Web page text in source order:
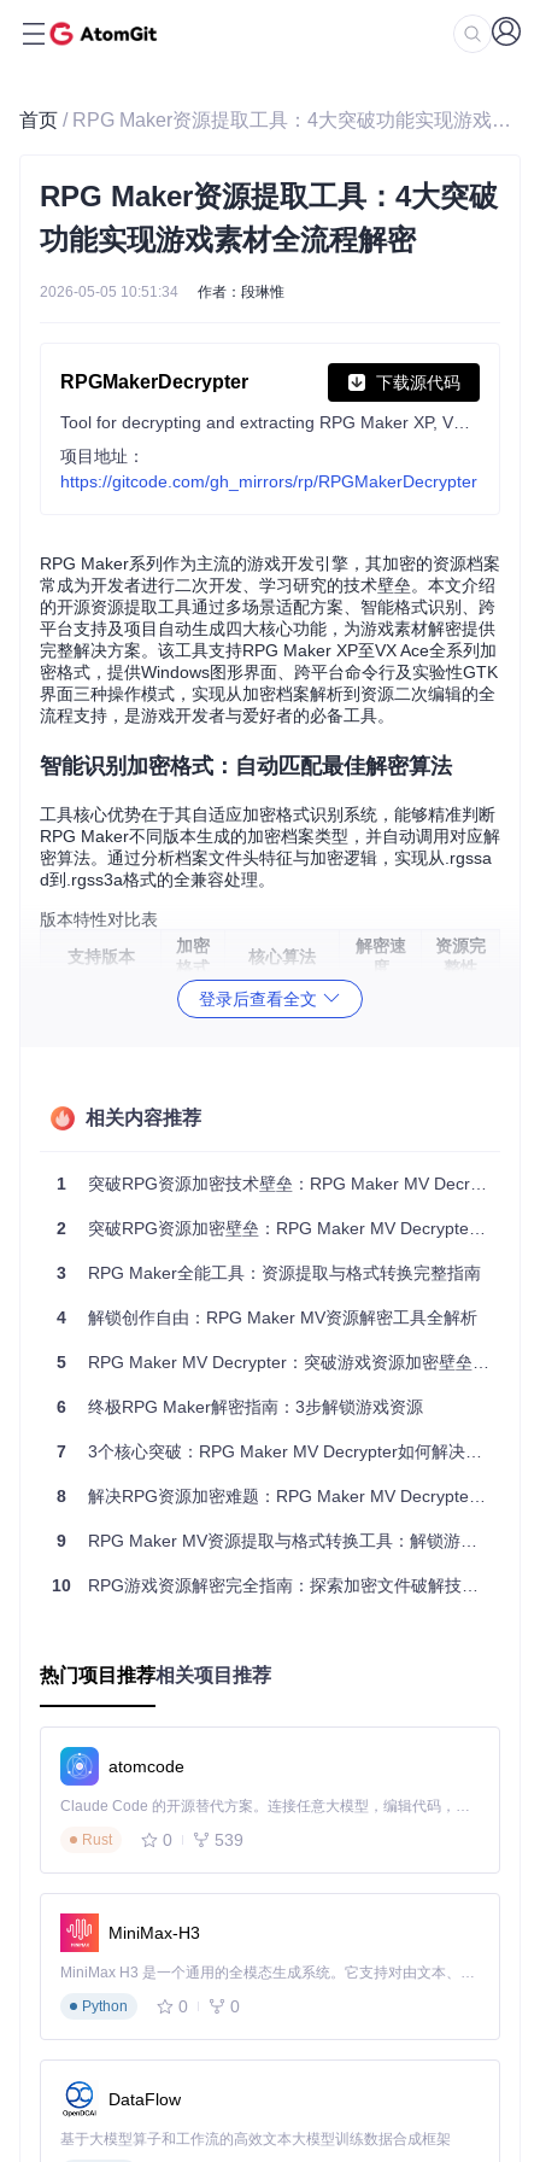
首页 / RPG Maker资源提取工具：4大突破功能实现游戏素材全流程解密
RPG Maker资源提取工具：4大突破
功能实现游戏素材全流程解密
2026-05-05 10:51:34 作者：段琳惟
RPGMakerDecrypter 下载源代码
项目地址：
https://gitcode.com/gh_mirrors/rp/RPGMakerDecrypter
RPG Maker系列作为主流的游戏开发引擎，其加密的资源档案
常成为开发者进行二次开发、学习研究的技术壁垒。本文介绍
的开源资源提取工具通过多场景适配方案、智能格式识别、跨
平台支持及项目自动生成四大核心功能，为游戏素材解密提供
完整解决方案。该工具支持RPG Maker XP至VX Ace全系列加
密格式，提供Windows图形界面、跨平台命令行及实验性GTK
界面三种操作模式，实现从加密档案解析到资源二次编辑的全
流程支持，是游戏开发者与爱好者的必备工具。
智能识别加密格式：自动匹配最佳解密算法
工具核心优势在于其自适应加密格式识别系统，能够精准判断
RPG Maker不同版本生成的加密档案类型，并自动调用对应解
密算法。通过分析档案文件头特征与加密逻辑，实现从.rgssa
d到.rgss3a格式的全兼容处理。
版本特性对比表
支持版本
加密
格式
核心算法
解密速
度
资源完
整性
.rgss
ad
XOR+CRC
校验
300M
B/分钟
RPG Maker
VX Ace
.rgss
算法实现上，工具采用分层架构设计，将解密逻辑与文件处理
密版本，通过BinaryUtils类提供的位运算与字节操作工具，实
了密钥生成流程，使解密速度较同类工具提升30%。
多场景适配方案：满足不同用户操作需求
工具提供三种操作模式，覆盖从图形化交互到自动化脚本的全
Windows平台的GUI版本采用经典的双面板设计，左侧显示加
密档案的文件树结构，右侧展示选中文件的详细信息。界面顶
部提供"File"、"Extract All"等核心功能按钮，底部状态栏实时
反馈操作进度。
多文件选择提取
项目自动生成
提取进度可视化
错误信息实时提示
命令行工具：高效批量处理
CLI版本支持Windows、Linux及macOS系统，通过简洁参数
实现自动化解密流程。基础使用示例：
# 单文件提取
RPGMakerDecrypter-cli Game.rgss3a --output=./
# 批量处理多个档案
RPGMakerDecrypter-cli --batch=./archives --output=./
高级参数支持加密算法指定、文件过滤、日志输出等功能，适
合集成到自动化工作流中。
登录后查看全文
相关内容推荐
1 突破RPG资源加密技术壁垒：RPG Maker MV Decrypter革新性实战全攻略
2 突破RPG资源加密壁垒：RPG Maker MV Decrypter全流程实战指南
3 RPG Maker全能工具：资源提取与格式转换完整指南
4 解锁创作自由：RPG Maker MV资源解密工具全解析
5 RPG Maker MV Decrypter：突破游戏资源加密壁垒的浏览器端解决方案 | 密钥自动检测·全格式解密·无损重加密
6 终极RPG Maker解密指南：3步解锁游戏资源
7 3个核心突破：RPG Maker MV Decrypter如何解决独立开发者的资源加密困境
8 解决RPG资源加密难题：RPG Maker MV Decrypter工具的高效实战应用指南
9 RPG Maker MV资源提取与格式转换工具：解锁游戏素材的创作自由
10 RPG游戏资源解密完全指南：探索加密文件破解技术让游戏资源重获自由
热门项目推荐相关项目推荐
atomcode
Claude Code 的开源替代方案。连接任意大模型，编辑代码，运行命令，自动验证 — 全自动执行。用 Rust 构建，极致性能。 ｜ An open-source alternative to Claude Code. Connect any LLM, edit code, run commands, and verify changes — autonomously. Built in Rust for speed. Get Started
Rust
0 539
MiniMax-H3
MiniMax H3 是一个通用的全模态生成系统。它支持对由文本、图像、视频和音频组成的多模态上下文进行统一理解，并能生成分辨率高达 2K、时长可达 15 秒的带原生立体声音频的视频。得益于面向任务泛化的系统设计，H3 在预训练阶段就已具备广泛的多模态上下文理解与生成能力，能够出色地执行复杂的多模态指令。
Python
0 0
DataFlow
基于大模型算子和工作流的高效文本大模型训练数据合成框架